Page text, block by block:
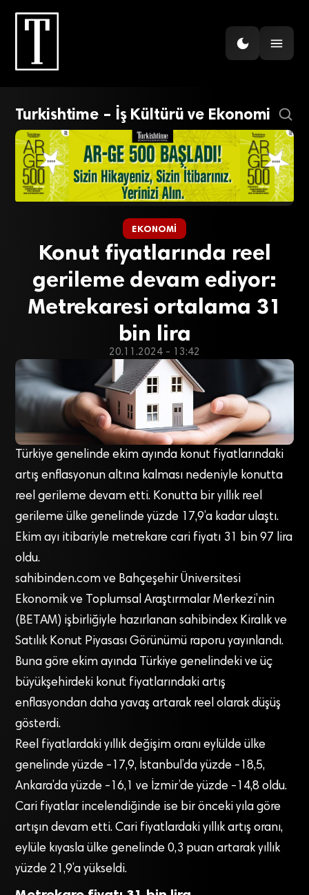
Turkishtime – İş Kültürü ve Ekonomi
EKONOMI
Konut fiyatlarında reel
gerileme devam ediyor:
Metrekaresi ortalama 31
bin lira
20.11.2024 - 13:42
Türkiye genelinde ekim ayında konut fiyatlarındaki
artış enflasyonun altına kalması nedeniyle konutta
reel gerileme devam etti. Konutta bir yıllık reel
gerileme ülke genelinde yüzde 17,9’a kadar ulaştı.
Ekim ayı itibariyle metrekare cari fiyatı 31 bin 97 lira
oldu.
sahibinden.com ve Bahçeşehir Üniversitesi
Ekonomik ve Toplumsal Araştırmalar Merkezi’nin
(BETAM) işbirliğiyle hazırlanan sahibindex Kiralık ve
Satılık Konut Piyasası Görünümü raporu yayınlandı.
Buna göre ekim ayında Türkiye genelindeki ve üç
büyükşehirdeki konut fiyatlarındaki artış
enflasyondan daha yavaş artarak reel olarak düşüş
gösterdi.
Reel fiyatlardaki yıllık değişim oranı eylülde ülke
genelinde yüzde -17,9, İstanbul’da yüzde -18,5,
Ankara’da yüzde -16,1 ve İzmir’de yüzde -14,8 oldu.
Cari fiyatlar incelendiğinde ise bir önceki yıla göre
artışın devam etti. Cari fiyatlardaki yıllık artış oranı,
eylüle kıyasla ülke genelinde 0,3 puan artarak yıllık
yüzde 21,9’a yükseldi.